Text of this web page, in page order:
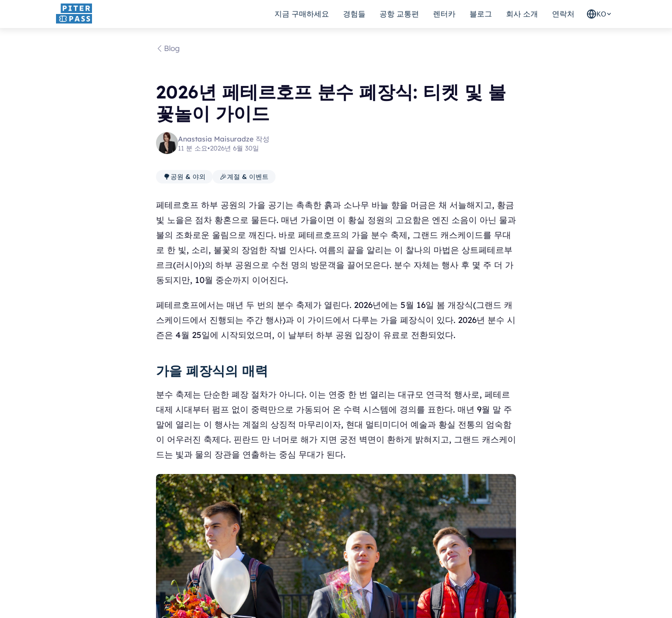
지금 구매하세요 경험들 공항 교통편 렌터카 블로그 회사 소개 연락처 KO
Blog
2026년 페테르호프 분수 폐장식: 티켓 및 불
꽃놀이 가이드
Anastasia Maisuradze 작성
11 분 소요•2026년 6월 30일
🌳공원 & 야외 🎉계절 & 이벤트
페테르호프 하부 공원의 가을 공기는 촉촉한 흙과 소나무 바늘 향을 머금은 채 서늘해지고, 황금
빛 노을은 점차 황혼으로 물든다. 매년 가을이면 이 황실 정원의 고요함은 엔진 소음이 아닌 물과
불의 조화로운 울림으로 깨진다. 바로 페테르호프의 가을 분수 축제, 그랜드 캐스케이드를 무대
로 한 빛, 소리, 불꽃의 장엄한 작별 인사다. 여름의 끝을 알리는 이 찰나의 마법은 상트페테르부
르크(러시아)의 하부 공원으로 수천 명의 방문객을 끌어모은다. 분수 자체는 행사 후 몇 주 더 가
동되지만, 10월 중순까지 이어진다.
페테르호프에서는 매년 두 번의 분수 축제가 열린다. 2026년에는 5월 16일 봄 개장식(그랜드 캐
스케이드에서 진행되는 주간 행사)과 이 가이드에서 다루는 가을 폐장식이 있다. 2026년 분수 시
즌은 4월 25일에 시작되었으며, 이 날부터 하부 공원 입장이 유료로 전환되었다.
가을 폐장식의 매력
분수 축제는 단순한 폐장 절차가 아니다. 이는 연중 한 번 열리는 대규모 연극적 행사로, 페테르
대제 시대부터 펌프 없이 중력만으로 가동되어 온 수력 시스템에 경의를 표한다. 매년 9월 말 주
말에 열리는 이 행사는 계절의 상징적 마무리이자, 현대 멀티미디어 예술과 황실 전통의 엄숙함
이 어우러진 축제다. 핀란드 만 너머로 해가 지면 궁전 벽면이 환하게 밝혀지고, 그랜드 캐스케이
드는 빛과 물의 장관을 연출하는 중심 무대가 된다.